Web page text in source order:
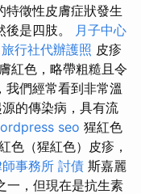
特徵性皮膚症狀發生
是四肢。 月子中心
旅行社代辦護照 皮疹
紅色，略帶粗糙且令
我們經常看到非常溫
的傳染病，具有流
seo 猩紅色
色（猩紅色）皮疹，
事務所 討債 斯嘉麗
一，但現在是抗生素